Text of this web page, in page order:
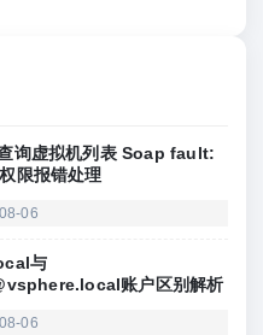
询虚拟机列表 Soap fault:
限报错处理
06
与
账户区别解析
06